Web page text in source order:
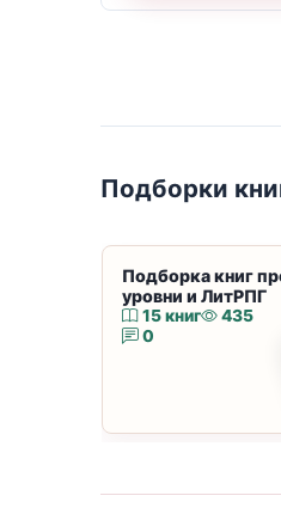
Подборки
Подборка книг
уровни и ЛитРПГ
15 книг
435
0